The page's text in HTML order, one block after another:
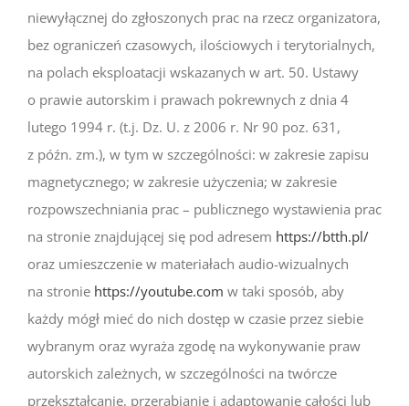
niewyłącznej do zgłoszonych prac na rzecz organizatora,
bez ograniczeń czasowych, ilościowych i terytorialnych,
na polach eksploatacji wskazanych w art. 50. Ustawy
o prawie autorskim i prawach pokrewnych z dnia 4
lutego 1994 r. (t.j. Dz. U. z 2006 r. Nr 90 poz. 631,
z późn. zm.), w tym w szczególności: w zakresie zapisu
magnetycznego; w zakresie użyczenia; w zakresie
rozpowszechniania prac – publicznego wystawienia prac
na stronie znajdującej się pod adresem https://btth.pl/
oraz umieszczenie w materiałach audio-wizualnych
na stronie https://youtube.com w taki sposób, aby
każdy mógł mieć do nich dostęp w czasie przez siebie
wybranym oraz wyraża zgodę na wykonywanie praw
autorskich zależnych, w szczególności na twórcze
przekształcanie, przerabianie i adaptowanie całości lub